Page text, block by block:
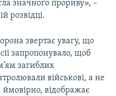
значного прориву», –
розвідці.
звертає увагу, що
запропонувало, щоб
загиблих
військові, а не
відображає